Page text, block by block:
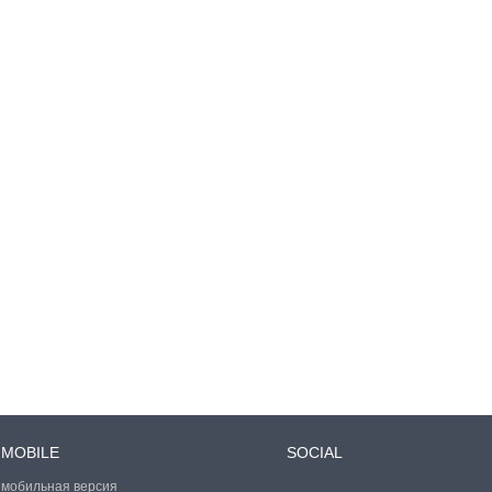
MOBILE
мобильная версия
SOCIAL